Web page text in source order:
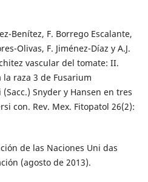
Benítez, F. Borrego Escalante,
Olivas, F. Jiménez-Díaz y A.J.
vascular del tomate: II.
raza 3 de Fusarium
Snyder y Hansen en tres
con. Rev. Mex. Fitopatol 26(2):
de las Naciones Uni das
(agosto de 2013).